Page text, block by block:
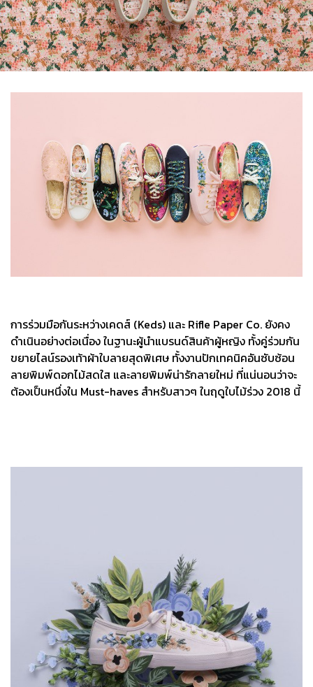
การร่วมมือกันระหว่างเคดส์ (Keds) และ Rifle Paper Co. ยังคง
ดำเนินอย่างต่อเนื่อง ในฐานะผู้นำแบรนด์สินค้าผู้หญิง ทั้งคู่ร่วมกัน
ขยายไลน์รองเท้าผ้าใบลายสุดพิเศษ ทั้งงานปักเทคนิคอันซับซ้อน
ลายพิมพ์ดอกไม้สดใส และลายพิมพ์น่ารักลายใหม่ ที่แน่นอนว่าจะ
ต้องเป็นหนึ่งใน Must-haves สำหรับสาวๆ ในฤดูใบไม้ร่วง 2018 นี้